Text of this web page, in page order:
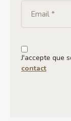
J'accepte que
contact